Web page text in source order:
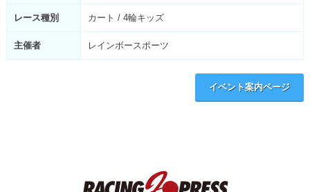
レース種別 カート / 4輪キッズ
主催者 レインボースポーツ
イベント案内ページ